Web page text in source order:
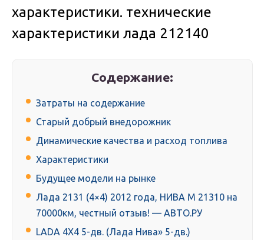
характеристики. технические
характеристики лада 212140
Содержание:
Затраты на содержание
Старый добрый внедорожник
Динамические качества и расход топлива
Характеристики
Будущее модели на рынке
Лада 2131 (4×4) 2012 года, НИВА М 21310 на
70000км, честный отзыв! — АВТО.РУ
LADA 4Х4 5-дв. (Лада Нива» 5-дв.)